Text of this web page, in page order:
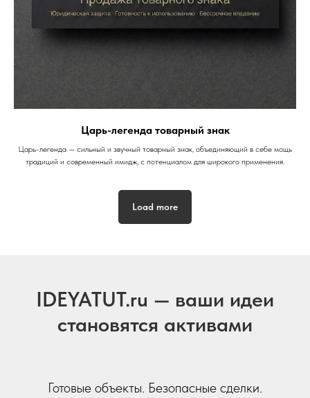
Царь-легенда товарный знак
Царь-легенда — сильный и звучный товарный знак, объединяющий в себе мощь
традиций и современный имидж, с потенциалом для широкого применения.
Load more
IDEYATUT.ru — ваши идеи
становятся активами
Готовые объекты. Безопасные сделки.